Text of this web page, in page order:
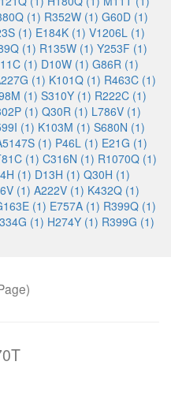
(1) R352W (1) G60D (1)
(1) E184K (1) V1206L (1)
(1) R135W (1) Y253F (1)
(1) D10W (1) G86R (1)
(1) K101Q (1) R463C (1)
(1) S310Y (1) R222C (1)
(1) Q30R (1) L786V (1)
(1) K103M (1) S680N (1)
(1) P46L (1) E21G (1)
(1) C316N (1) R1070Q (1)
(1) D13H (1) Q30H (1)
(1) A222V (1) K432Q (1)
(1) E757A (1) R399Q (1)
(1) H274Y (1) R399G (1)